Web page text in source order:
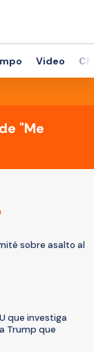
Video
"Me
sobre asalto al
que investiga
Trump que